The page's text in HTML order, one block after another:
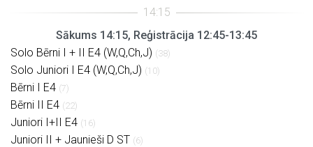
Sākums 14:15, Reģistrācija 12:45-13:45
Solo Bērni I + II E4 (W,Q,Ch,J) (38)
Solo Juniori I E4 (W,Q,Ch,J) (10)
Bērni I E4 (7)
Bērni II E4 (22)
Juniori I+II E4 (16)
Juniori II + Jaunieši D ST (6)